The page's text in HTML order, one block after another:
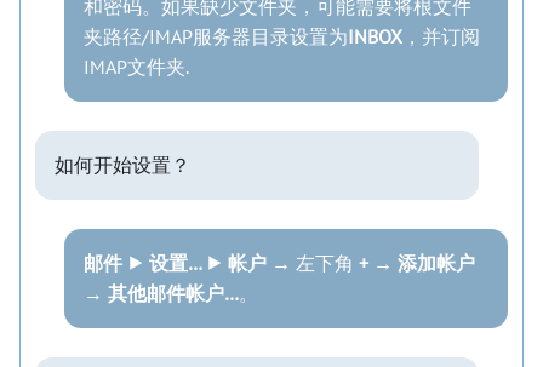
和密码。如果缺少文件夹，可能需要将根文件
夹路径/IMAP服务器目录设置为INBOX ，并订阅
IMAP文件夹.
如何开始设置？
邮件 ⯈ 设置… ⯈ 帐户 → 左下角 + → 添加帐户
→ 其他邮件帐户…。